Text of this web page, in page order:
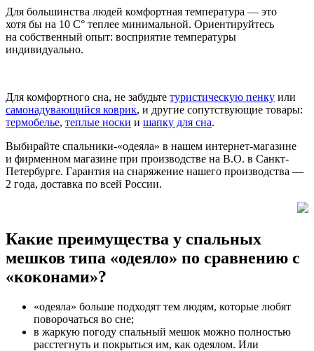
Для большинства людей комфортная температура — это
хотя бы на 10 С° теплее минимальной. Ориентируйтесь
на собственный опыт: восприятие температуры
индивидуально.
Для комфортного сна, не забудьте туристическую пенку или
самонадувающийся коврик, и другие сопутствующие товары:
термобелье, теплые носки и шапку для сна.
Выбирайте спальники-«одеяла» в нашем интернет-магазине
и фирменном магазине при производстве на В.О. в Санкт-
Петербурге. Гарантия на снаряжение нашего производства —
2 года, доставка по всей России.
Какие преимущества у спальных
мешков типа «одеяло» по сравнению с
«коконами»?
«одеяла» больше подходят тем людям, которые любят
поворочаться во сне;
в жаркую погоду спальный мешок можно полностью
расстегнуть и покрыться им, как одеялом. Или